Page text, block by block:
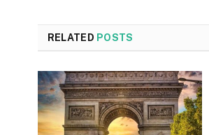
RELATED POSTS